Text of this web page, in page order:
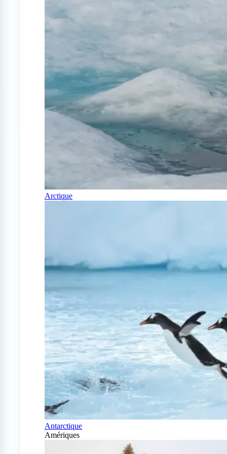
Arctique
Antarctique
Amériques